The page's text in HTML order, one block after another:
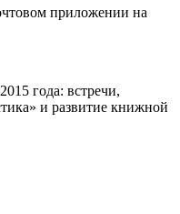
приложении на
года: встречи,
и развитие книжной